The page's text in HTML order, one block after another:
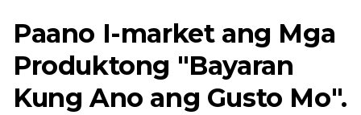
Paano I-market ang Mga
Produktong "Bayaran
Kung Ano ang Gusto Mo".